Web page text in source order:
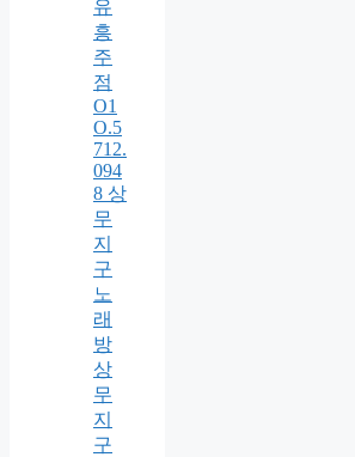
유
흥
주
점
O1
O.5
712.
094
8 상
무
지
구
노
래
방
상
무
지
구